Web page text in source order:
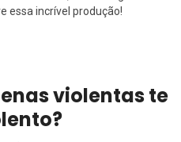
essa incrível produção!
violentas te